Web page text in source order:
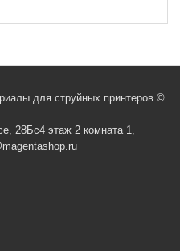
для струйных принтеров ©
28Бс4 этаж 2 комната 1,